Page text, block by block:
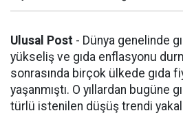
Ulusal Post - Dünya genelinde
yükseliş ve gıda enflasyonu
sonrasında birçok ülkede gıda
yaşanmıştı. O yıllardan bugüne
türlü istenilen düşüş trendi